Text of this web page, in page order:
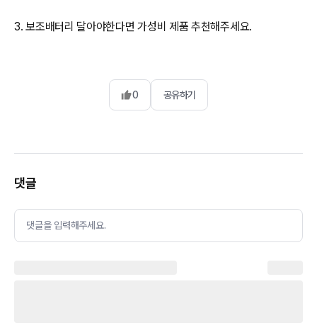
0 공유하기
댓글
댓글을 입력해주세요.